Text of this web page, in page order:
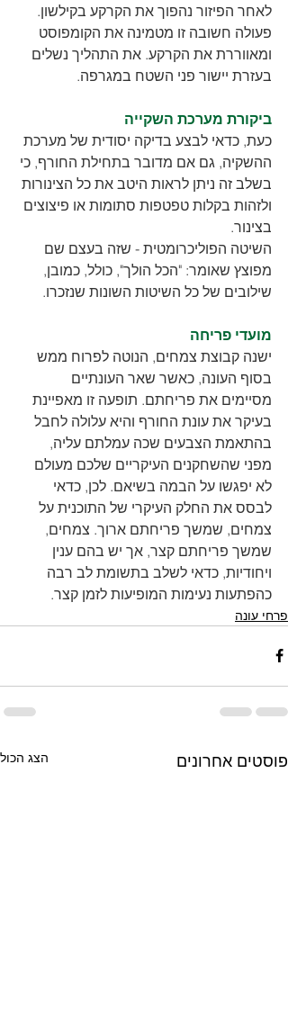
לאחר הפיזור נהפוך את הקרקע בקילשון.
פעולה חשובה זו מטמינה את הקומפוסט
ומאווררת את הקרקע. את התהליך נשלים
בעזרת יישור פני השטח במגרפה.
ביקורת מערכת השקייה
כעת, כדאי לבצע בדיקה יסודית של מערכת
ההשקיה, גם אם מדובר בתחילת החורף, כי
בשלב זה ניתן לראות היטב את כל הצינורות
ולזהות בקלות טפטפות סתומות או פיצוצים
בצינור.
השיטה הפוליכרומטית - שזה בעצם שם
מפוצץ שאומר: "הכל הולך", כולל, כמובן,
שילובים של כל השיטות השונות שנזכרו.
מועדי פריחה
ישנה קבוצת צמחים, הנוטה לפרוח ממש
בסוף העונה, כאשר שאר העונתיים
מסיימים את פריחתם. תופעה זו מאפיינת
בעיקר את עונת החורף והיא עלולה לחבל
בהתאמת הצבעים שכה עמלתם עליה,
מפני שהשחקנים העיקריים שלכם מעולם
לא יפגשו על הבמה בשיאם. לכן, כדאי
לבסס את החלק העיקרי של התוכנית על
צמחים, שמשך פריחתם ארוך. צמחים,
שמשך פריחתם קצר, אך יש בהם ענין
ויחודיות, כדאי לשלב בתשומת לב רבה
כהפתעות נעימות המופיעות לזמן קצר.
פרחי עונה
פוסטים אחרונים הצג הכול